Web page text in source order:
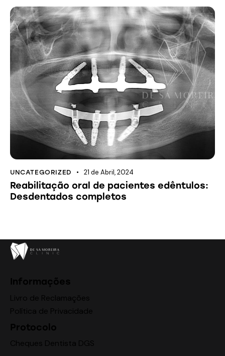
UNCATEGORIZED 21 de Abril, 2024
Reabilitação oral de pacientes edêntulos:
Desdentados completos
Informações
Livro de Reclamações
Política de Privacidade
Protocolo
Cheques Dentista DGS